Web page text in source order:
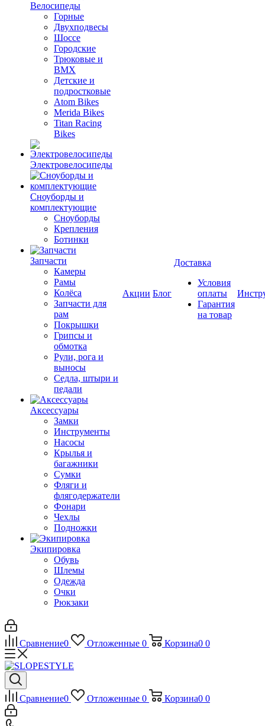
Велосипеды
Горные
Двухподвесы
Шоссе
Городские
Трюковые и
BMX
Детские и
подростковые
Atom Bikes
Merida Bikes
Titan Racing
Bikes
Электровелосипеды
Cноуборды и
комплектующие
Сноуборды
Крепления
Ботинки
Запчасти
Камеры
Рамы
Колёса
Запчасти для
рам
Покрышки
Грипсы и
обмотка
Рули, рога и
выносы
Седла, штыри и
педали
Аксессуары
Замки
Инструменты
Насосы
Крылья и
багажники
Сумки
Фляги и
флягодержатели
Фонари
Чехлы
Подножки
Экипировка
Обувь
Шлемы
Одежда
Очки
Рюкзаки
Акции Блог
Доставка
Условия
оплаты
Гарантия
на товар
Сравнение0 Отложенные 0 Корзина0 0
Сравнение0 Отложенные 0 Корзина0 0